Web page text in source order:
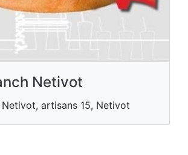
Netivot
artisans 15, Netivot